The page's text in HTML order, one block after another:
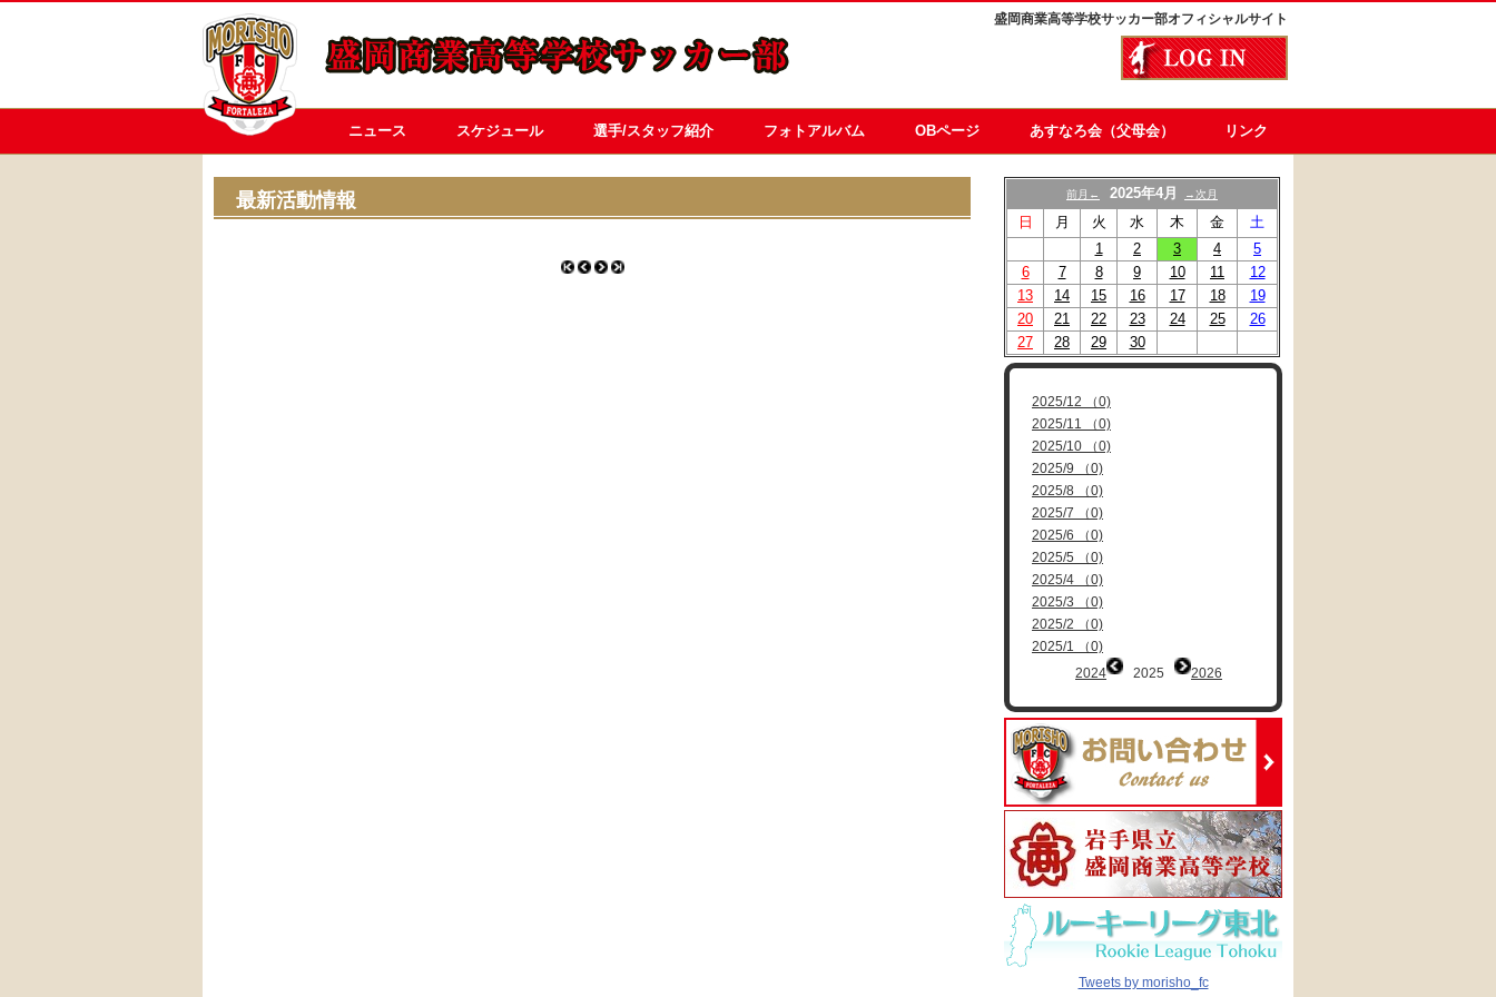
盛岡商業高等学校サッカー部オフィシャルサイト
ニュース スケジュール 選手/スタッフ紹介 フォトアルバム OBページ あすなろ会（父母会） リンク
最新活動情報 前月← 2025年4月 →次月
日 月 火 水 木 金
土
1
2 3 4
5
6
7 8 9 10 11
12
13
14 15 16 17 18
19
20
21 22 23 24 25
26
27
28 29 30
2025/12 （0)
2025/11 （0)
2025/10 （0)
2025/9 （0)
2025/8 （0)
2025/7 （0)
2025/6 （0)
2025/5 （0)
2025/4 （0)
2025/3 （0)
2025/2 （0)
2025/1 （0)
2024
2025 2026
Tweets by morisho_fc